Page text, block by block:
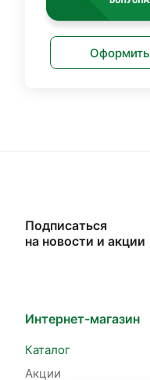
Оформить
Подписаться
на новости и акции
Интернет-магазин
Каталог
Акции